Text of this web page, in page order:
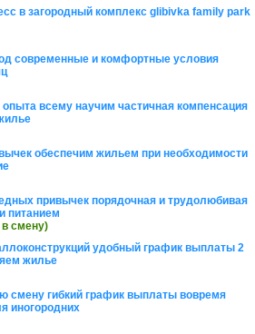
в загородный комплекс glibivka family park
современные и комфортные условия
всему научим частичная компенсация
обеспечим жильем при необходимости
привычек порядочная и трудолюбивая
питанием
в смену)
удобный график выплаты 2
жилье
смену гибкий график выплаты вовремя
иногородних